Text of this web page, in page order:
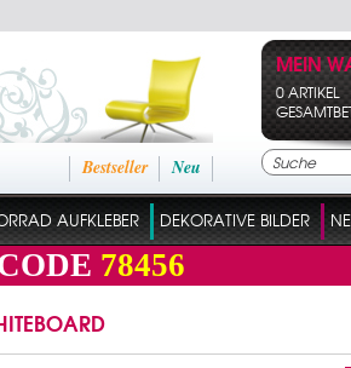
Neu
Bestseller
MEIN
0 ARTIKEL
AUFKLEBER DEKORATIVE BILDER
78456